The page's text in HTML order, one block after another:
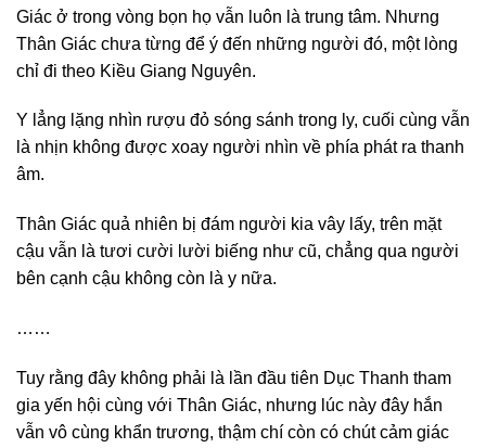
Giác ở trong vòng bọn họ vẫn luôn là trung tâm. Nhưng
Thân Giác chưa từng để ý đến những người đó, một lòng
chỉ đi theo Kiều Giang Nguyên.
Y lẳng lặng nhìn rượu đỏ sóng sánh trong ly, cuối cùng vẫn
là nhịn không được xoay người nhìn về phía phát ra thanh
âm.
Thân Giác quả nhiên bị đám người kia vây lấy, trên mặt
cậu vẫn là tươi cười lười biếng như cũ, chẳng qua người
bên cạnh cậu không còn là y nữa.
……
Tuy rằng đây không phải là lần đầu tiên Dục Thanh tham
gia yến hội cùng với Thân Giác, nhưng lúc này đây hắn
vẫn vô cùng khẩn trương, thậm chí còn có chút cảm giác